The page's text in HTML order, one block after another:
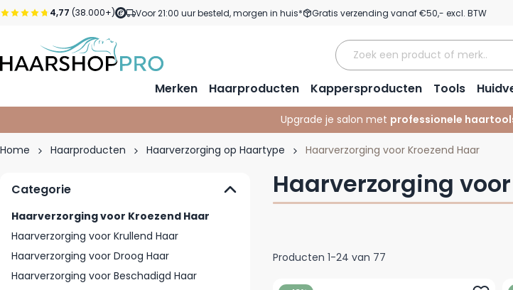
Ga naar de inhoud
4,77 (38.000+) Voor 21:00 uur besteld, morgen in huis* Gratis verzending vanaf €50,- excl. BTW
Merken Haarproducten Kappersproducten Tools
Upgrade je salon met professionele
Home Haarproducten Haarverzorging op Haartype Haarverzorging voor Kroezend Haar
Haarverzorging
Categorie
Haarverzorging voor Kroezend Haar
Haarverzorging voor Krullend Haar
Haarverzorging voor Droog Haar
Haarverzorging voor Beschadigd Haar
Producten 1-24 van 77